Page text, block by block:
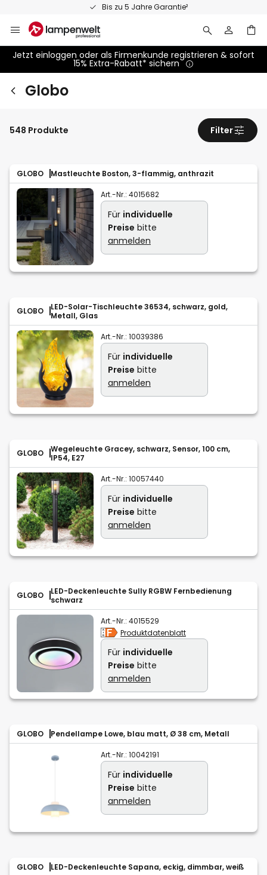
Bis zu 5 Jahre Garantie²
Inhalt
springen
Jetzt einloggen oder als Firmenkunde registrieren & sofort
15% Extra-Rabatt* sichern
Globo
GLOBO Mastleuchte Boston, 3-flammig, anthrazit
Art.-Nr.: 4015682
Für individuelle
Preise bitte
anmelden
GLOBO
LED-Solar-Tischleuchte 36534, schwarz, gold,
Metall, Glas
Art.-Nr.: 10039386
Für individuelle
Preise bitte
anmelden
GLOBO
Wegeleuchte Gracey, schwarz, Sensor, 100 cm,
IP54, E27
Art.-Nr.: 10057440
Für individuelle
Preise bitte
anmelden
GLOBO
LED-Deckenleuchte Sully RGBW Fernbedienung
schwarz
Art.-Nr.: 4015529
Produktdatenblatt
Für individuelle
Preise bitte
anmelden
GLOBO Pendellampe Lowe, blau matt, Ø 38 cm, Metall
Art.-Nr.: 10042191
Für individuelle
Preise bitte
anmelden
GLOBO LED-Deckenleuchte Sapana, eckig, dimmbar, weiß
548 Produkte Filter